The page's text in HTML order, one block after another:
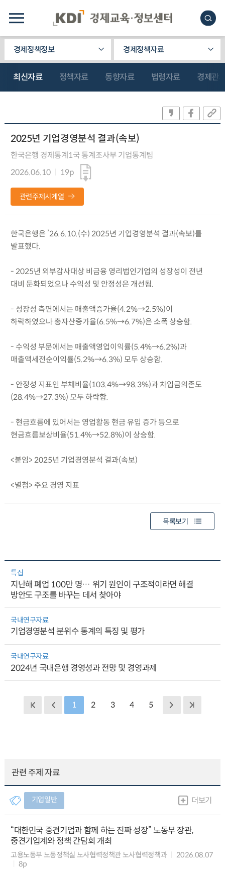
경제정책정보 경제정책자료
최신자료 정책자료 동향자료 법령자료 경제관
2025년 기업경영분석 결과(속보)
한국은행 경제통계1국 통계조사부 기업통계팀
2026.06.10
19p
관련주제시계열
한국은행은 ’26.6.10.(수) 2025년 기업경영분석 결과(속보)를
발표했다.
- 2025년 외부감사대상 비금융 영리법인기업의 성장성이 전년
대비 둔화되었으나 수익성 및 안정성은 개선됨.
- 성장성 측면에서는 매출액증가율(4.2%→2.5%)이
하락하였으나 총자산증가율(6.5%→6.7%)은 소폭 상승함.
- 수익성 부문에서는 매출액영업이익률(5.4%→6.2%)과
매출액세전순이익률(5.2%→6.3%) 모두 상승함.
- 안정성 지표인 부채비율(103.4%→98.3%)과 차입금의존도
(28.4%→27.3%) 모두 하락함.
- 현금흐름에 있어서는 영업활동 현금 유입 증가 등으로
현금흐름보상비율(51.4%→52.8%)이 상승함.
<붙임> 2025년 기업경영분석 결과(속보)
<별첨> 주요 경영 지표
목록보기
특집
지난해 폐업 100만 명… 위기 원인이 구조적이라면 해결
방안도 구조를 바꾸는 데서 찾아야
국내연구자료
기업경영분석 분위수 통계의 특징 및 평가
국내연구자료
2024년 국내은행 경영성과 전망 및 경영과제
1 2 3 4 5
관련 주제 자료
기업일반 더보기
“대한민국 중견기업과 함께 하는 진짜 성장” 노동부 장관,
중견기업계와 정책 간담회 개최
고용노동부 노동정책실 노사협력정책관 노사협력정책과
2026.08.07
8p